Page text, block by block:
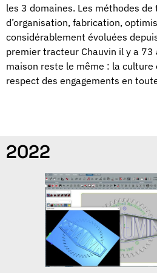
les 3 domaines. Les méthodes
d’organisation, fabrication,
considérablement évoluées
premier tracteur Chauvin il y a 73
maison reste le même : la culture
respect des engagements en
2022